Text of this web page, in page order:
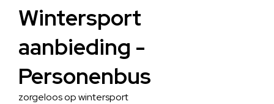
Wintersport
aanbieding -
Personenbus
zorgeloos op wintersport